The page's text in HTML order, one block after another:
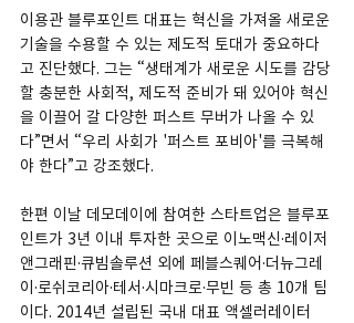
이용관 블루포인트 대표는 혁신을 가져올 새로운
기술을 수용할 수 있는 제도적 토대가 중요하다
고 진단했다. 그는 “생태계가 새로운 시도를 감당
할 충분한 사회적, 제도적 준비가 돼 있어야 혁신
을 이끌어 갈 다양한 퍼스트 무버가 나올 수 있
다”면서 “우리 사회가 '퍼스트 포비아'를 극복해
야 한다”고 강조했다.
한편 이날 데모데이에 참여한 스타트업은 블루포
인트가 3년 이내 투자한 곳으로 이노맥신·레이저
앤그래핀·큐빔솔루션 외에 페블스퀘어·더뉴그레
이·로쉬코리아·테서·시마크로·무빈 등 총 10개 팀
이다. 2014년 설립된 국내 대표 액셀러레이터